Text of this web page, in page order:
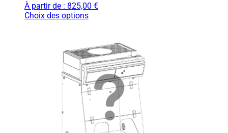
À partir de : 825,00 €
Choix des options